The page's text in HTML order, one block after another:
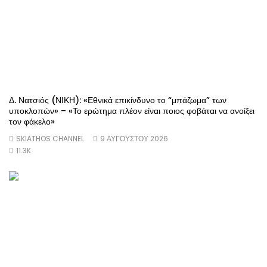
Δ. Νατσιός (ΝΙΚΗ): «Εθνικά επικίνδυνο το “μπάζωμα” των
υποκλοπών» – «Το ερώτημα πλέον είναι ποιος φοβάται να ανοίξει
τον φάκελο»
SKIATHOS CHANNEL
9 ΑΥΓΟΎΣΤΟΥ 2026
11.3K